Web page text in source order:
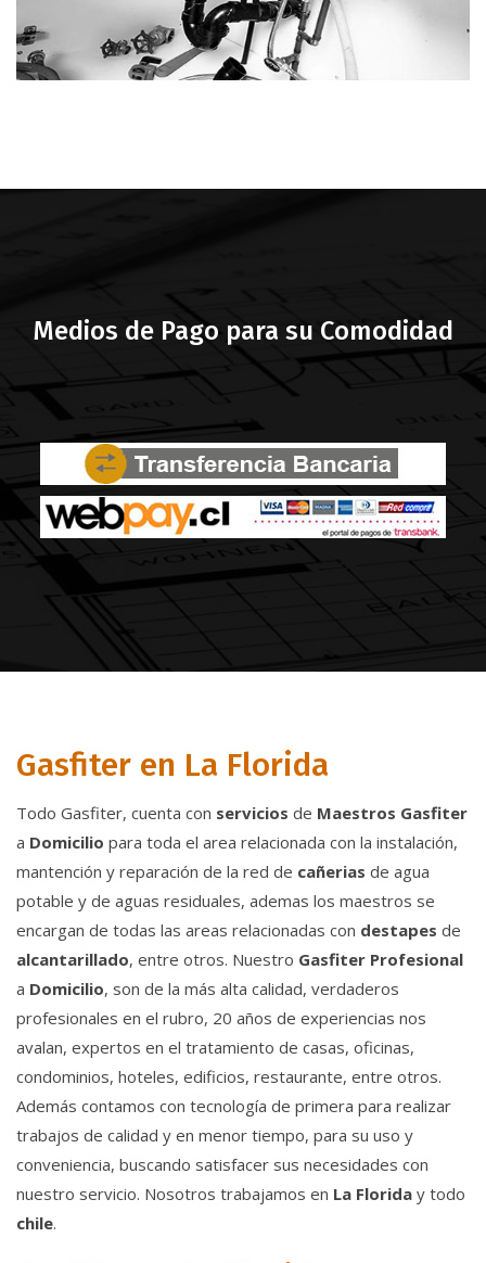
Medios de Pago para su Comodidad
Gasfiter en La Florida
Todo Gasfiter, cuenta con servicios de Maestros Gasfiter
a Domicilio para toda el area relacionada con la instalación,
mantención y reparación de la red de cañerias de agua
potable y de aguas residuales, ademas los maestros se
encargan de todas las areas relacionadas con destapes de
alcantarillado, entre otros. Nuestro Gasfiter Profesional
a Domicilio, son de la más alta calidad, verdaderos
profesionales en el rubro, 20 años de experiencias nos
avalan, expertos en el tratamiento de casas, oficinas,
condominios, hoteles, edificios, restaurante, entre otros.
Además contamos con tecnología de primera para realizar
trabajos de calidad y en menor tiempo, para su uso y
conveniencia, buscando satisfacer sus necesidades con
nuestro servicio. Nosotros trabajamos en La Florida y todo
chile.